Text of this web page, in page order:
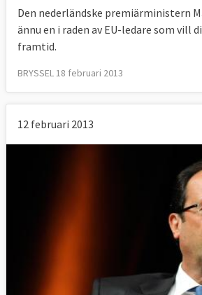
Den nederländske premiärministern
ännu en i raden av EU-ledare som vill
framtid.
BRYSSEL 18 februari 2013
12 februari 2013